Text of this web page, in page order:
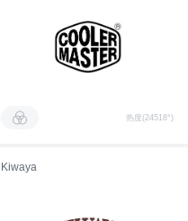
热度(24518°)
Kiwaya